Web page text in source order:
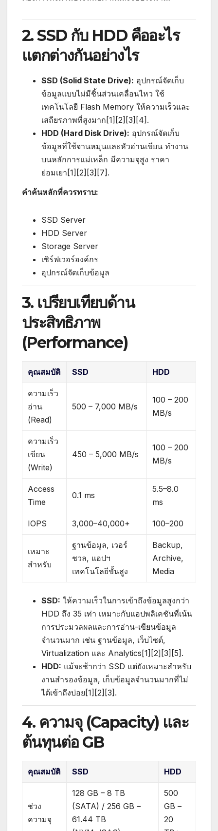
2. SSD กับ HDD คืออะไร
แตกต่างกันอย่างไร
SSD (Solid State Drive): อุปกรณ์จัดเก็บ
ข้อมูลแบบไม่มีชิ้นส่วนเคลื่อนไหว ใช้
เทคโนโลยี Flash Memory ให้ความเร็วและ
เสถียรภาพที่สูงมาก[1][2][3][4].
HDD (Hard Disk Drive): อุปกรณ์จัดเก็บ
ข้อมูลที่ใช้จานหมุนและหัวอ่านเขียน ทำงาน
บนหลักการแม่เหล็ก มีความจุสูง ราคา
ย่อมเยา[1][2][3][7].
คำค้นหลักที่ควรทราบ:
SSD Server
HDD Server
Storage Server
เซิร์ฟเวอร์องค์กร
อุปกรณ์จัดเก็บข้อมูล
3. เปรียบเทียบด้าน
ประสิทธิภาพ
(Performance)
คุณสมบัติ SSD HDD
ความเร็ว
อ่าน
(Read)
500 – 7,000 MB/s
100 – 200
MB/s
ความเร็ว
เขียน
(Write)
450 – 5,000 MB/s
100 – 200
MB/s
Access
Time
0.1 ms
5.5–8.0
ms
IOPS 3,000–40,000+ 100–200
เหมาะ
สำหรับ
ฐานข้อมูล, เวอร์
ชวล, แอปฯ
เทคโนโลยีขั้นสูง
Backup,
Archive,
Media
SSD: ให้ความเร็วในการเข้าถึงข้อมูลสูงกว่า
HDD ถึง 35 เท่า เหมาะกับแอปพลิเคชันที่เน้น
การประมวลผลและการอ่าน-เขียนข้อมูล
จำนวนมาก เช่น ฐานข้อมูล, เว็บไซต์,
Virtualization และ Analytics[1][2][3][5].
HDD: แม้จะช้ากว่า SSD แต่ยังเหมาะสำหรับ
งานสำรองข้อมูล, เก็บข้อมูลจำนวนมากที่ไม่
ได้เข้าถึงบ่อย[1][2][3].
4. ความจุ (Capacity) และ
ต้นทุนต่อ GB
คุณสมบัติ SSD HDD
ช่วง
ความจุ
128 GB – 8 TB
(SATA) / 256 GB –
61.44 TB
500
GB –
20